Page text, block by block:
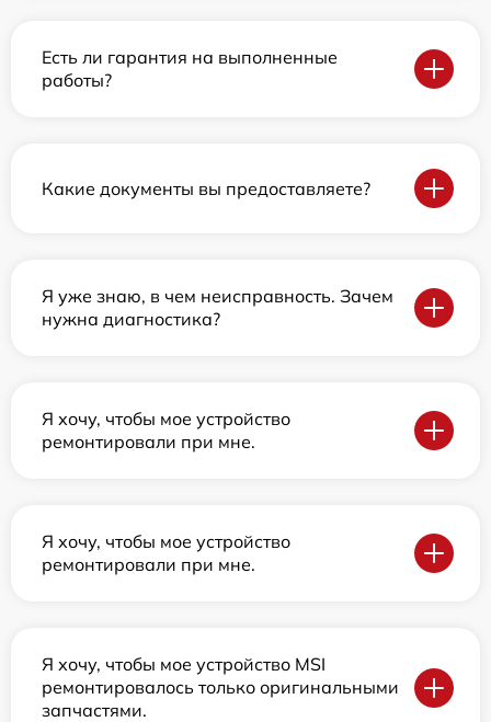
Есть ли гарантия на выполненные
работы?
Какие документы вы предоставляете?
Я уже знаю, в чем неисправность. Зачем
нужна диагностика?
Я хочу, чтобы мое устройство
ремонтировали при мне.
Я хочу, чтобы мое устройство
ремонтировали при мне.
Я хочу, чтобы мое устройство MSI
ремонтировалось только оригинальными
запчастями.